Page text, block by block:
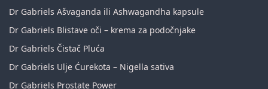
Dr Gabriels Ašvaganda ili Ashwagandha kapsule
Dr Gabriels Blistave oči – krema za podočnjake
Dr Gabriels Čistač Pluća
Dr Gabriels Ulje Ćurekota – Nigella sativa
Dr Gabriels Prostate Power